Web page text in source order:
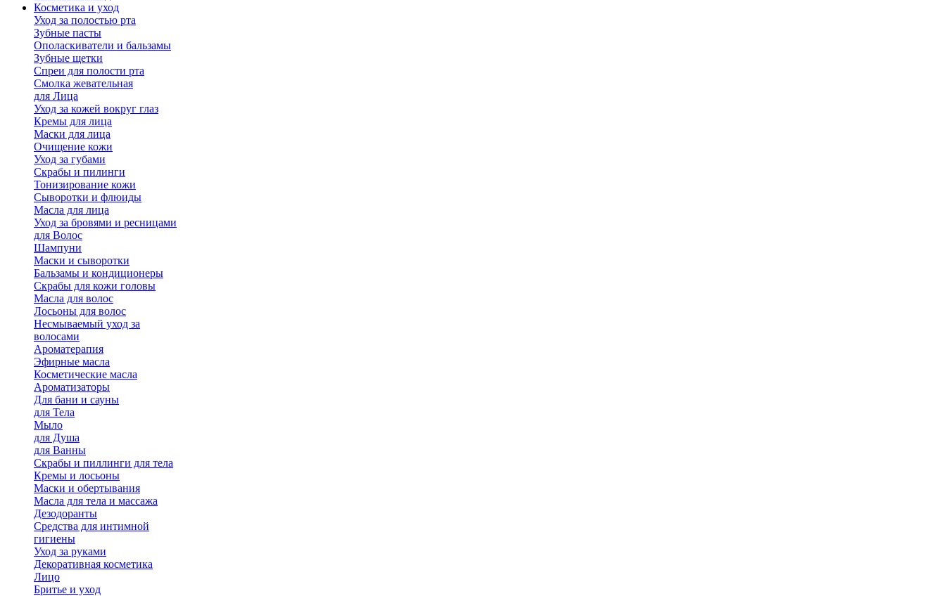
Косметика и уход
Уход за полостью рта
Зубные пасты
Ополаскиватели и бальзамы
Зубные щетки
Спреи для полости рта
Смолка жевательная
для Лица
Уход за кожей вокруг глаз
Кремы для лица
Маски для лица
Очищение кожи
Уход за губами
Скрабы и пилинги
Тонизирование кожи
Сыворотки и флюиды
Масла для лица
Уход за бровями и ресницами
для Волос
Шампуни
Маски и сыворотки
Бальзамы и кондиционеры
Скрабы для кожи головы
Масла для волос
Лосьоны для волос
Несмываемый уход за
волосами
Ароматерапия
Эфирные масла
Косметические масла
Ароматизаторы
Для бани и сауны
для Тела
Мыло
для Душа
для Ванны
Скрабы и пиллинги для тела
Кремы и лосьоны
Маски и обертывания
Масла для тела и массажа
Дезодоранты
Средства для интимной
гигиены
Уход за руками
Декоративная косметика
Лицо
Бритье и уход